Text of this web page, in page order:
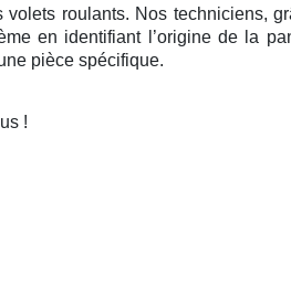
roulants. Nos techniciens,
en identifiant l’origine de la
pièce spécifique.
!